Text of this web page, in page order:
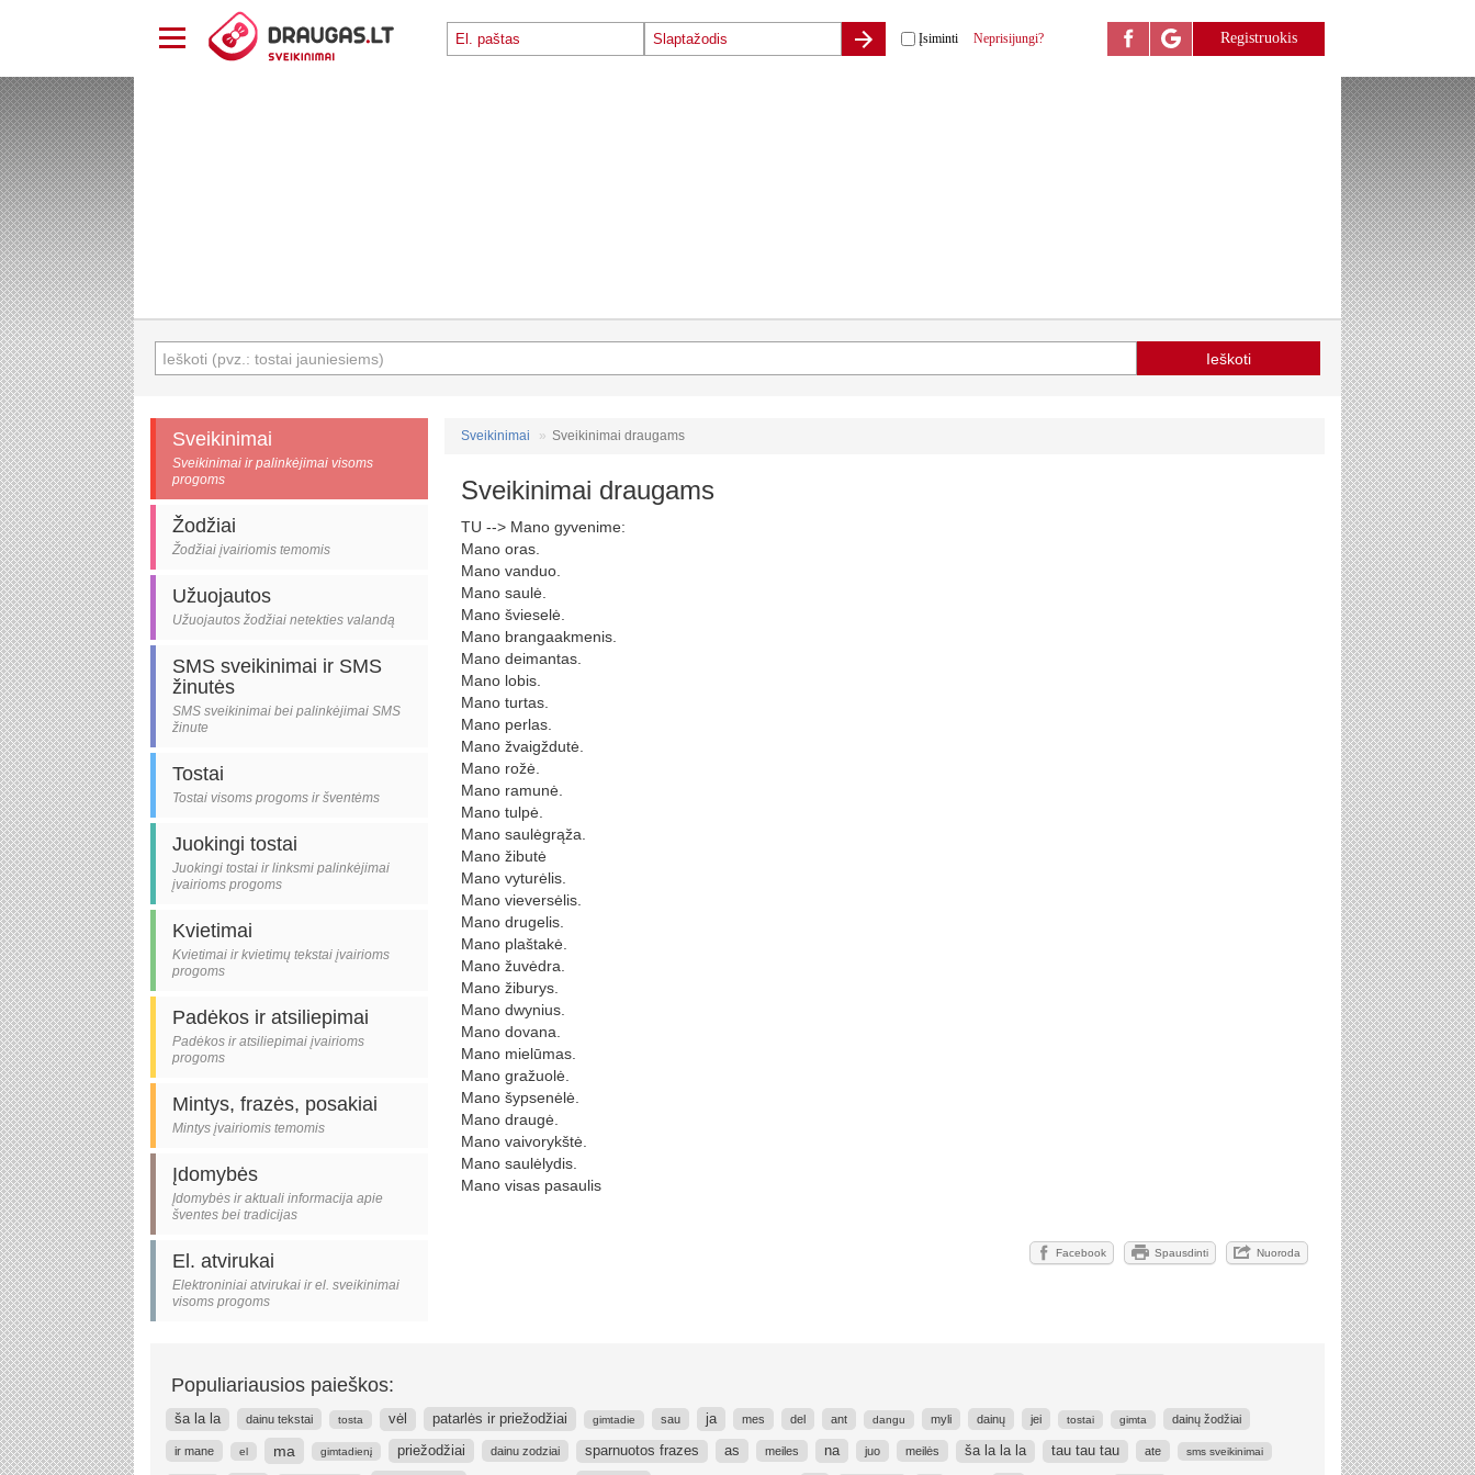
Įsiminti Neprisijungi? Registruokis
Sveikinimai
Sveikinimai ir palinkėjimai visoms
progoms
Žodžiai
Žodžiai įvairiomis temomis
Užuojautos
Užuojautos žodžiai netekties valandą
SMS sveikinimai ir SMS
žinutės
SMS sveikinimai bei palinkėjimai SMS
žinute
Tostai
Tostai visoms progoms ir šventėms
Juokingi tostai
Juokingi tostai ir linksmi palinkėjimai
įvairioms progoms
Kvietimai
Kvietimai ir kvietimų tekstai įvairioms
progoms
Padėkos ir atsiliepimai
Padėkos ir atsiliepimai įvairioms
progoms
Mintys, frazės, posakiai
Mintys įvairiomis temomis
Įdomybės
Įdomybės ir aktuali informacija apie
šventes bei tradicijas
El. atvirukai
Elektroniniai atvirukai ir el. sveikinimai
visoms progoms
Sveikinimai Sveikinimai draugams
Sveikinimai draugams
TU --> Mano gyvenime:
Mano oras.
Mano vanduo.
Mano saulė.
Mano švieselė.
Mano brangaakmenis.
Mano deimantas.
Mano lobis.
Mano turtas.
Mano perlas.
Mano žvaigždutė.
Mano rožė.
Mano ramunė.
Mano tulpė.
Mano saulėgrąža.
Mano žibutė
Mano vyturėlis.
Mano vieversėlis.
Mano drugelis.
Mano plaštakė.
Mano žuvėdra.
Mano žiburys.
Mano dwynius.
Mano dovana.
Mano mielūmas.
Mano gražuolė.
Mano šypsenėlė.
Mano draugė.
Mano vaivorykštė.
Mano saulėlydis.
Mano visas pasaulis
Facebook Spausdinti Nuoroda
Populiariausios paieškos:
ša la la dainu tekstai tosta vėl patarlės ir priežodžiai gimtadie sau ja mes del ant dangu myli dainų jei tostai gimta dainų žodžiai
ir mane el ma gimtadienį priežodžiai dainu zodziai sparnuotos frazes as meiles na juo meilės ša la la la tau tau tau ate sms sveikinimai